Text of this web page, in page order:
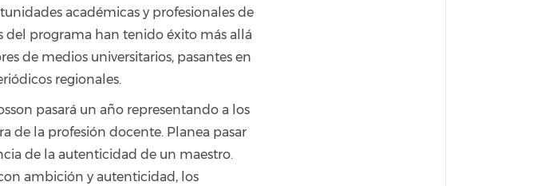
académicas y profesionales de
del programa han tenido éxito más allá
de medios universitarios, pasantes en
regionales.
pasará un año representando a los
de la profesión docente. Planea pasar
de la autenticidad de un maestro.
ambición y autenticidad, los